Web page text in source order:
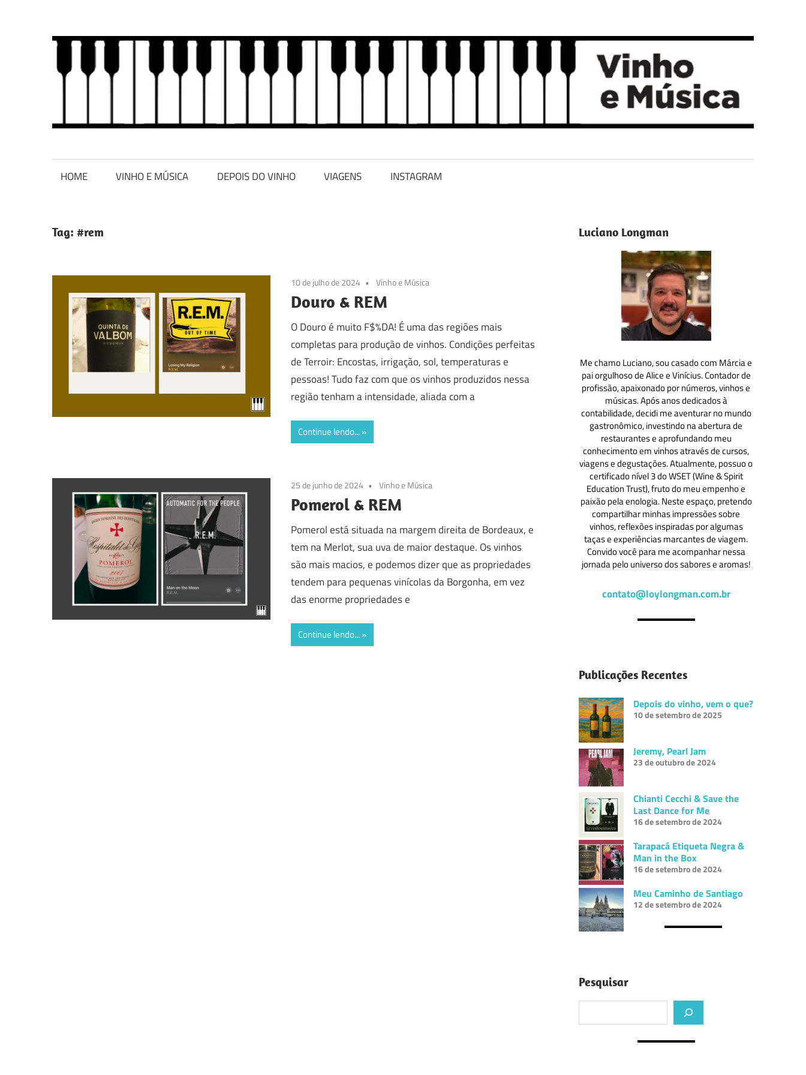
content
Vinho
e
Música
Harmonia
HOME VINHO E MÚSICA DEPOIS DO VINHO VIAGENS INSTAGRAM
Tag: #rem
10 de julho de 2024 Vinho e Música
Douro & REM
O Douro é muito F$%DA! É uma das regiões mais
completas para produção de vinhos. Condições perfeitas
de Terroir: Encostas, irrigação, sol, temperaturas e
pessoas! Tudo faz com que os vinhos produzidos nessa
região tenham a intensidade, aliada com a
Continue lendo...
25 de junho de 2024 Vinho e Música
Pomerol & REM
Pomerol está situada na margem direita de Bordeaux, e
tem na Merlot, sua uva de maior destaque. Os vinhos
são mais macios, e podemos dizer que as propriedades
tendem para pequenas vinícolas da Borgonha, em vez
das enorme propriedades e
Continue lendo...
Luciano Longman
Me chamo Luciano, sou casado com Márcia e
pai orgulhoso de Alice e Vinícius. Contador de
profissão, apaixonado por números, vinhos e
músicas. Após anos dedicados à
contabilidade, decidi me aventurar no mundo
gastronômico, investindo na abertura de
restaurantes e aprofundando meu
conhecimento em vinhos através de cursos,
viagens e degustações. Atualmente, possuo o
certificado nível 3 do WSET (Wine & Spirit
Education Trust), fruto do meu empenho e
paixão pela enologia. Neste espaço, pretendo
compartilhar minhas impressões sobre
vinhos, reflexões inspiradas por algumas
taças e experiências marcantes de viagem.
Convido você para me acompanhar nessa
jornada pelo universo dos sabores e aromas!
contato@loylongman.com.br
Publicações Recentes
Depois do vinho, vem o que?
10 de setembro de 2025
Jeremy, Pearl Jam
23 de outubro de 2024
Chianti Cecchi & Save the
Last Dance for Me
16 de setembro de 2024
Tarapacá Etiqueta Negra &
Man in the Box
16 de setembro de 2024
Meu Caminho de Santiago
12 de setembro de 2024
Pesquisar
Pesquisar